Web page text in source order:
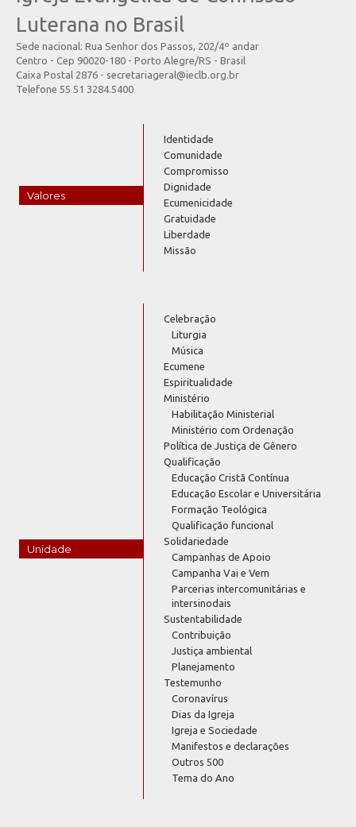
Luterana no Brasil
Sede nacional: Rua Senhor dos Passos, 202/4º andar
Centro - Cep 90020-180 - Porto Alegre/RS - Brasil
Caixa Postal 2876 - secretariageral@ieclb.org.br
Telefone 55 51 3284.5400
Valores
Identidade
Comunidade
Compromisso
Dignidade
Ecumenicidade
Gratuidade
Liberdade
Missão
Unidade
Celebração
Liturgia
Música
Ecumene
Espiritualidade
Ministério
Habilitação Ministerial
Ministério com Ordenação
Política de Justiça de Gênero
Qualificação
Educação Cristã Contínua
Educação Escolar e Universitária
Formação Teológica
Qualificação funcional
Solidariedade
Campanhas de Apoio
Campanha Vai e Vem
Parcerias intercomunitárias e
intersinodais
Sustentabilidade
Contribuição
Justiça ambiental
Planejamento
Testemunho
Coronavírus
Dias da Igreja
Igreja e Sociedade
Manifestos e declarações
Outros 500
Tema do Ano